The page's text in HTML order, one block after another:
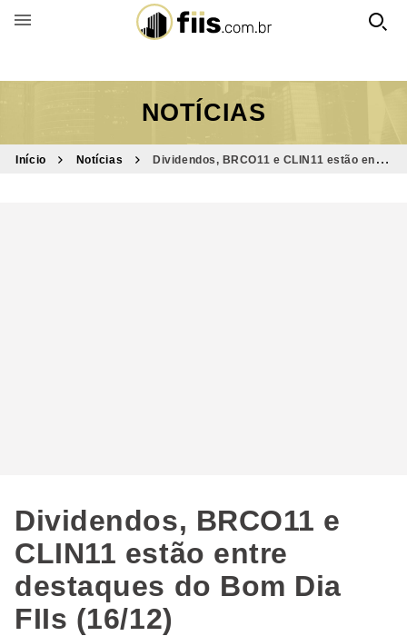
BUSCAR POR FUNDO
NOTÍCIAS
Início Notícias
Dividendos, BRCO11 e CLIN11 estão entre
Dividendos, BRCO11 e
CLIN11 estão entre
destaques do Bom Dia
FIIs (16/12)